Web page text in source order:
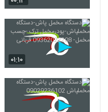
۰۱:۱۰